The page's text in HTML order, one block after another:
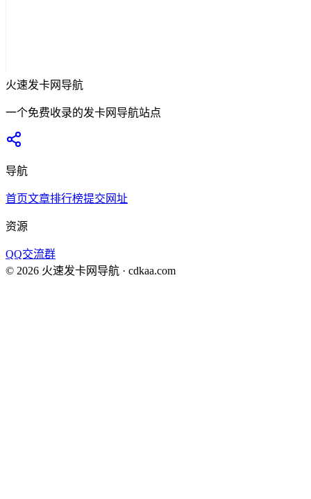
火速发卡网导航
一个免费收录的发卡网导航站点
导航
首页文章排行榜提交网址
资源
QQ交流群
© 2026 火速发卡网导航 · cdkaa.com